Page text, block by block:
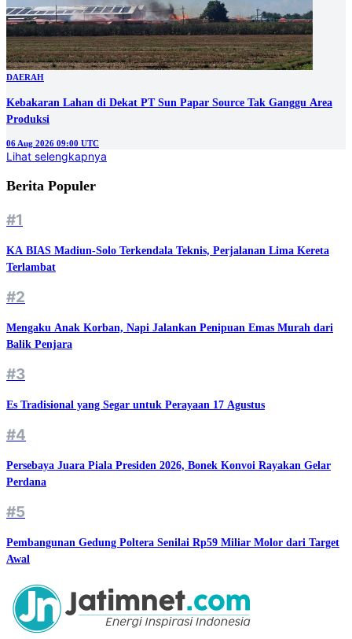
DAERAH
Kebakaran Lahan di Dekat PT Sun Papar Source Tak Ganggu Area
Produksi
06 Aug 2026 09:00 UTC
Lihat selengkapnya
Berita Populer
#1
KA BIAS Madiun-Solo Terkendala Teknis, Perjalanan Lima Kereta
Terlambat
#2
Mengaku Anak Korban, Napi Jalankan Penipuan Emas Murah dari
Balik Penjara
#3
Es Tradisional yang Segar untuk Perayaan 17 Agustus
#4
Persebaya Juara Piala Presiden 2026, Bonek Konvoi Rayakan Gelar
Perdana
#5
Pembangunan Gedung Poltera Senilai Rp59 Miliar Molor dari Target
Awal